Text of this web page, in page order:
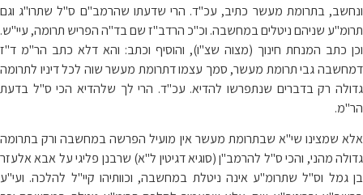
ונחשב, בתרומת מעשר כתיב, עכ"ד. הרי שדעתו שהרמב"ם ס"ל שתרו"ג וגם
תרומ"ע שניהם ניטלים במחשבה. וכ"כ הרדב"ז שם בד"ה הפריש תרומה, עיי"ש.
וכן כתב המנחת חינוך (מצוה שצ"ו), והוסיף וכתב: והא דלא כתב הר"מ ד"ז
דמחשבה גבי תרומת מעשר, סמך עצמו דתרומת מעשר שוה לכל דיניו לתרומה
גדולה רק בדברים שנתפרשו להדיא. עכ"ד. הרי לך שלהדיא הכי ס"ל בדעת
הר"מ.
אלא שמצינו שי"א שבתרומת מעשר אין מועיל הפרשה במחשבה ורק בתרומה
גדולה מהני, והכי ס"ל להרמב"ן (סוגיא דגיטין ל"א) שרבנן פליגי על אבא אלעזר
בן גמל וס"ל שתרומ"ע אינה ניטלת במחשבה, וכוותיהו קיי"ל להלכה. ועי"ע